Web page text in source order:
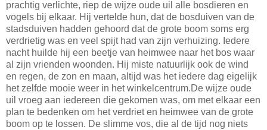
prachtig verlichte, riep de wijze oude uil alle bosdieren en
vogels bij elkaar. Hij vertelde hun, dat de bosduiven van de
stadsduiven hadden gehoord dat de grote boom soms erg
verdrietig was en veel spijt had van zijn verhuizing. Iedere
nacht huilde hij een beetje van heimwee naar het bos waar
al zijn vrienden woonden. Hij miste natuurlijk ook de wind
en regen, de zon en maan, altijd was het iedere dag eigelijk
het zelfde mooie weer in het winkelcentrum.De wijze oude
uil vroeg aan iedereen die gekomen was, om met elkaar een
plan te bedenken om het verdriet en heimwee van de grote
boom op te lossen. De slimme vos, die al de tijd nog niets